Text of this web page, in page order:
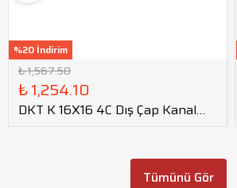
%20 İndirim
₺ 1,567.50
₺ 1,254.10
DKT K 16X16 4C Dış Çap Kanal
Tümünü Gör